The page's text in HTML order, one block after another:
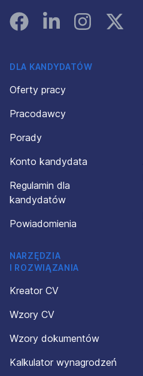
FacebookLinked InInstagramInstagram
DLA KANDYDATÓW
Oferty pracy
Pracodawcy
Porady
Konto kandydata
Regulamin dla
kandydatów
Powiadomienia
NARZĘDZIA
I ROZWIĄZANIA
Kreator CV
Wzory CV
Wzory dokumentów
Kalkulator wynagrodzeń